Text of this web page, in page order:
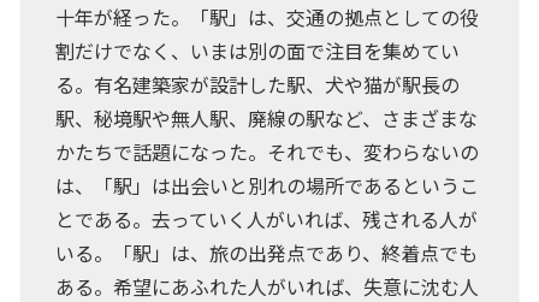
十年が経った。「駅」は、交通の拠点としての役
割だけでなく、いまは別の面で注目を集めてい
る。有名建築家が設計した駅、犬や猫が駅長の
駅、秘境駅や無人駅、廃線の駅など、さまざまな
かたちで話題になった。それでも、変わらないの
は、「駅」は出会いと別れの場所であるというこ
とである。去っていく人がいれば、残される人が
いる。「駅」は、旅の出発点であり、終着点でも
ある。希望にあふれた人がいれば、失意に沈む人